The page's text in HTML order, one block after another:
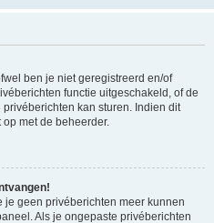
ben je niet geregistreerd en/of
functie uitgeschakeld, of de
kan sturen. Indien dit
op met de beheerder.
geen privéberichten meer kunnen
Als je ongepaste privéberichten